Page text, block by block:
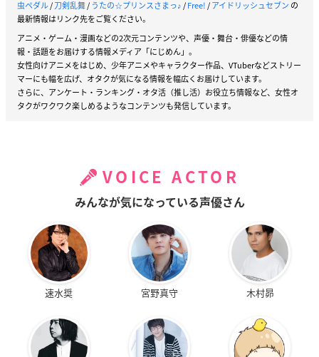
虫ペダル/刀剣乱舞/ うたの☆プリンスさまっ♪/Free!/アイドリッシュセブン の
最新情報はリンク先をご覧ください。
アニメ・ゲーム・漫画などの2次元コンテンツや、声優・舞台・俳優などの情
報・話題をお届けする情報メディア「にじめん」。
女性向けアニメをはじめ、少年アニメやキャラクター作品、VTuberなどストリー
マーにも幅を広げ、オタクが気になる情報を幅広くお届けしています。
さらに、アンケート・ランキング・オタ活（推し活）お役立ち情報など、女性オ
タクがワクワク楽しめるようなコンテンツも発信しています。
VOICE ACTOR
みんなが気になっている声優さん
速水奨 宮野真守 木村昴